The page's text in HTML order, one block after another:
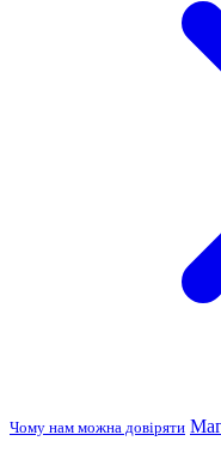
Чому нам можна довіряти